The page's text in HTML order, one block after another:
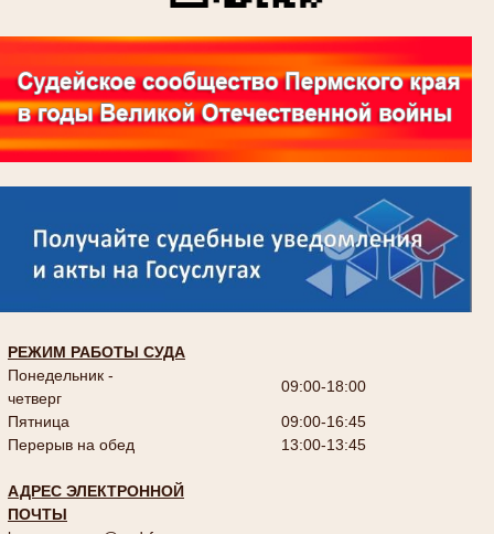
РЕЖИМ РАБОТЫ СУДА
Понедельник -
четверг
09:00-18:00
Пятница
09:00-16:45
Перерыв на обед
13:00-13:45
АДРЕС ЭЛЕКТРОННОЙ
ПОЧТЫ